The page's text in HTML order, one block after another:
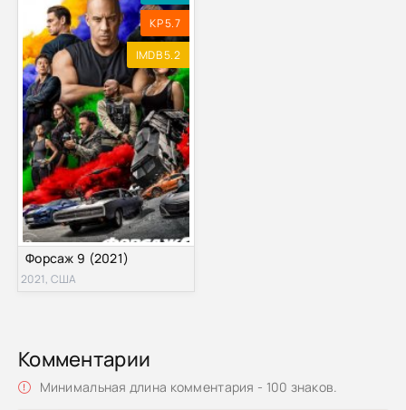
KP 5.7
IMDB 5.2
Форсаж 9 (2021)
2021, США
Комментарии
Минимальная длина комментария - 100 знаков.